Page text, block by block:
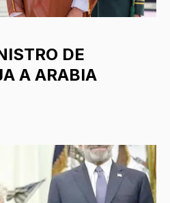
DE
A ARABIA